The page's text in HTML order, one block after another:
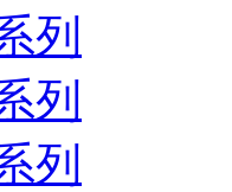
列
列
列